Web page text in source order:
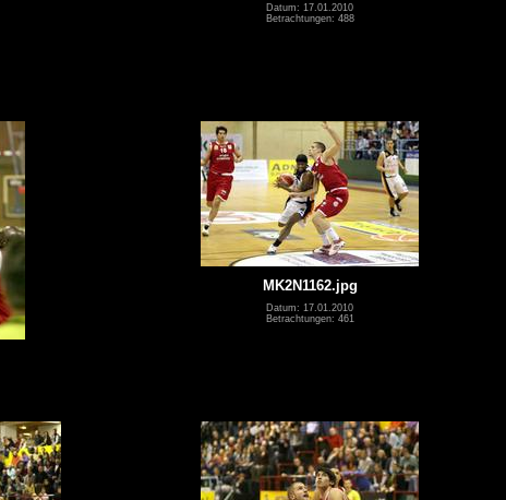
Datum: 17.01.2010
Betrachtungen: 488
MK2N1162.jpg
Datum: 17.01.2010
Betrachtungen: 461